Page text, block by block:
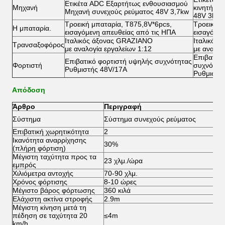
Μηχανή
Ετικέτα ADC Εξαρτήτως ενθουσιασμού
Μηχανή συνεχούς ρεύματος 48V 3,7kw 48V 3kw
Η μπαταρία.
Τροεική μπαταρία, T875,8V*6pcs,
εισαγόμενη απευθείας από τις ΗΠΑ
Τροεική
ΤρανσαξοφόροςΙταλικός άξονας GRAZIANO
με αναλογία εργαλείων 1:12
Ιταλικός
με
Φορτιστή
Επιβατικό φορτιστή υψηλής συχνότητας
Ρυθμιστής 48V/17A
Απόδοση
Άρθρο
Περιγραφή
Σύστημα
Σύστημα συνεχούς ρεύματος
Επιβατική χωρητικότητα
2
Ικανότητα αναρρίχησης
(πλήρη φόρτιση)
30%
Μέγιστη ταχύτητα προς τα
εμπρός
23 χλμ./ώρα
Χιλιόμετρα αντοχής
70-90 χλμ.
Χρόνος φόρτισης
8-10 ώρες
Μέγιστο βάρος φόρτωσης
360 κιλά
Ελάχιστη ακτίνα στροφής
2.9m
Μέγιστη κίνηση μετά τη
πέδηση σε ταχύτητα 20
≤4m